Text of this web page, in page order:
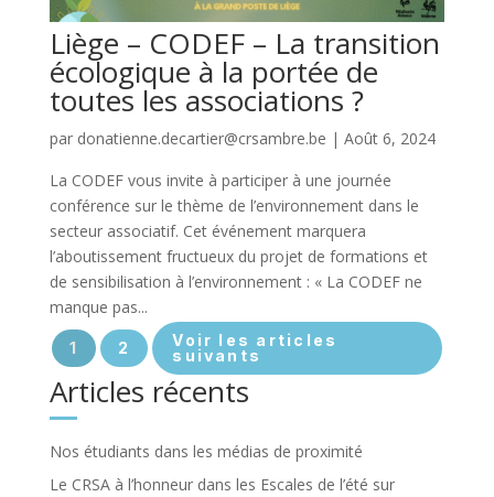
Liège – CODEF – La transition
écologique à la portée de
toutes les associations ?
par donatienne.decartier@crsambre.be | Août 6, 2024
La CODEF vous invite à participer à une journée
conférence sur le thème de l’environnement dans le
secteur associatif. Cet événement marquera
l’aboutissement fructueux du projet de formations et
de sensibilisation à l’environnement : « La CODEF ne
manque pas...
1 2
Voir les articles
suivants
Articles récents
Nos étudiants dans les médias de proximité
Le CRSA à l’honneur dans les Escales de l’été sur